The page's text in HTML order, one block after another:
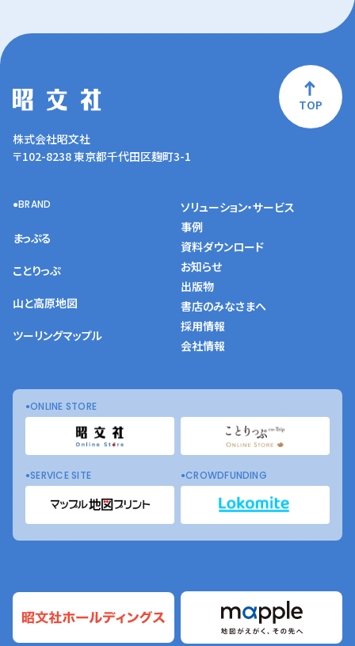
TOP
株式会社昭文社
〒102-8238 東京都千代田区麹町3-1
BRAND
まっぷる
ことりっぷ
山と高原地図
ツーリングマップル
ソリューション・サービス
事例
資料ダウンロード
お知らせ
出版物
書店のみなさまへ
採用情報
会社情報
ONLINE STORE
SERVICE SITE CROWDFUNDING